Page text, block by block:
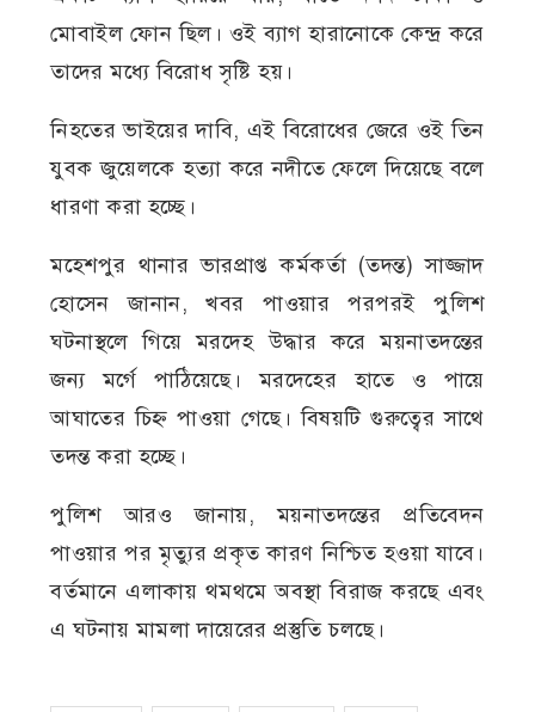
মোবাইল ফোন ছিল। ওই ব্যাগ হারানোকে কেন্দ্র করে
তাদের মধ্যে বিরোধ সৃষ্টি হয়।
নিহতের ভাইয়ের দাবি, এই বিরোধের জেরে ওই তিন
যুবক জুয়েলকে হত্যা করে নদীতে ফেলে দিয়েছে বলে
ধারণা করা হচ্ছে।
মহেশপুর থানার ভারপ্রাপ্ত কর্মকর্তা (তদন্ত) সাজ্জাদ
হোসেন জানান, খবর পাওয়ার পরপরই পুলিশ
ঘটনাস্থলে গিয়ে মরদেহ উদ্ধার করে ময়নাতদন্তের
জন্য মর্গে পাঠিয়েছে। মরদেহের হাতে ও পায়ে
আঘাতের চিহ্ন পাওয়া গেছে। বিষয়টি গুরুত্বের সাথে
তদন্ত করা হচ্ছে।
পুলিশ আরও জানায়, ময়নাতদন্তের প্রতিবেদন
পাওয়ার পর মৃত্যুর প্রকৃত কারণ নিশ্চিত হওয়া যাবে।
বর্তমানে এলাকায় থমথমে অবস্থা বিরাজ করছে এবং
এ ঘটনায় মামলা দায়েরের প্রস্তুতি চলছে।